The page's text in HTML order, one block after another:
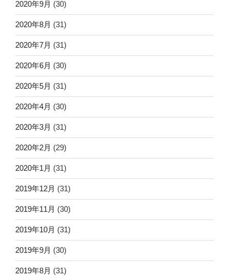
2020年9月 (30)
2020年8月 (31)
2020年7月 (31)
2020年6月 (30)
2020年5月 (31)
2020年4月 (30)
2020年3月 (31)
2020年2月 (29)
2020年1月 (31)
2019年12月 (31)
2019年11月 (30)
2019年10月 (31)
2019年9月 (30)
2019年8月 (31)